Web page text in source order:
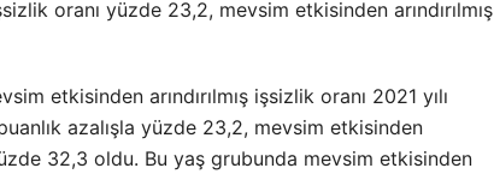
oranı yüzde 23,2, mevsim etkisinden arındırılmış
etkisinden arındırılmış işsizlik oranı 2021 yılı
azalışla yüzde 23,2, mevsim etkisinden
32,3 oldu. Bu yaş grubunda mevsim etkisinden